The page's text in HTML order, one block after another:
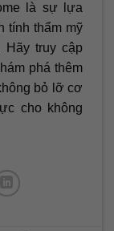
là sự lựa
tính thẩm mỹ
truy cập
phá thêm
bỏ lỡ cơ
cho không